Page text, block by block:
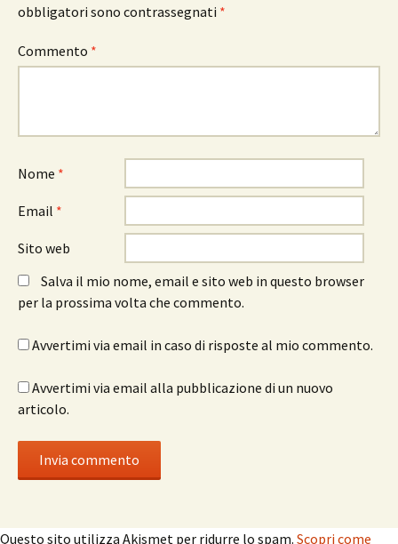
obbligatori sono contrassegnati *
Commento *
Nome *
Email *
Sito web
Salva il mio nome, email e sito web in questo browser
per la prossima volta che commento.
Avvertimi via email in caso di risposte al mio commento.
Avvertimi via email alla pubblicazione di un nuovo
articolo.
Questo sito utilizza Akismet per ridurre lo spam. Scopri come